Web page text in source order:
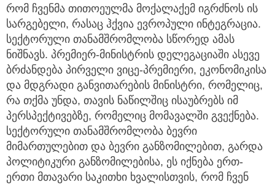
რომ ჩვენმა თითოეულმა მოქალაქემ იგრძნოს ის
სარგებელი, რასაც ჰქვია ევროპული ინტეგრაცია.
სექტორული თანამშრომლობა სწორედ ამას
ნიშნავს. პრემიერ-მინისტრის დელეგაციაში ასევე
ბრძანდება პირველი ვიცე-პრემიერი, ეკონომიკისა
და მდგრადი განვითარების მინისტრი, რომელიც,
რა თქმა უნდა, თავის ნაწილშიც ისაუბრებს იმ
პერსპექტივებზე, რომელიც მომავალში გვექნება.
სექტორული თანამშრომლობა ბევრი
მიმართულებით და ბევრი განზომილებით, გარდა
პოლიტიკური განზომილებისა, ეს იქნება ერთ-
ერთი მთავარი საკითხი ხვალისთვის, რომ ჩვენ